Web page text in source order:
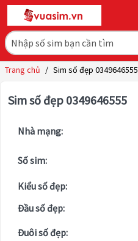
Trang chủ / Sim số đẹp 0349646555
Sim số đẹp 0349646555
Nhà mạng:
Số sim:
Kiểu số đẹp:
Đầu số đẹp:
Đuôi số đẹp: